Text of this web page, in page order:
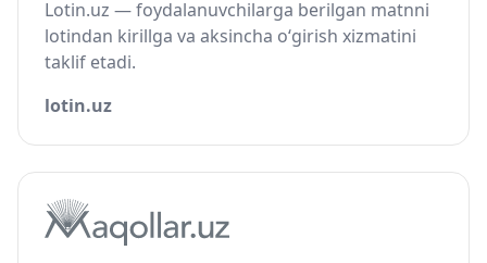
Lotin.uz — foydalanuvchilarga berilgan matnni
lotindan kirillga va aksincha o‘girish xizmatini
taklif etadi.
lotin.uz